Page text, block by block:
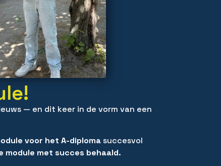
— en dit keer in de vorm van een
voor het A-diplomasuccesvol
module met succes behaald.